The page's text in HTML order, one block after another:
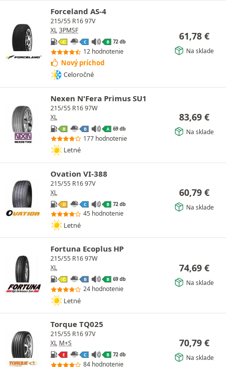
Forceland AS-4
215/55 R16 97V
XL 3PMSF
C C B 72 db
12 hodnotenie
Nový príchod
Celoročné
61,78 €
Na sklade
Nexen N'Fera Primus SU1
215/55 R16 97W
XL
B B A 69 db
177 hodnotenie
Letné
83,69 €
Na sklade
Ovation VI-388
215/55 R16 97V
XL
D C B 72 db
45 hodnotenie
Letné
60,79 €
Na sklade
Fortuna Ecoplus HP
215/55 R16 97W
XL
C B B 69 db
24 hodnotenie
Letné
74,69 €
Na sklade
Torque TQ025
215/55 R16 97V
XL M+S
E C B 72 db
84 hodnotenie
70,79 €
Na sklade